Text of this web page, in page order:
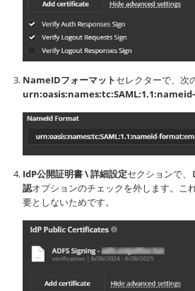
NameIDフォーマットセレクターで、次
IdP公開証明書 \ 詳細設定セクションで、
認オプションのチェックを外します。こ
要としないためです。